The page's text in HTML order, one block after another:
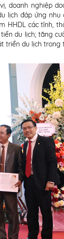
doanh nghiệp
lịch đáp ứng nhu
HHDL các tỉnh,
du lịch; tăng
triển du lịch trong